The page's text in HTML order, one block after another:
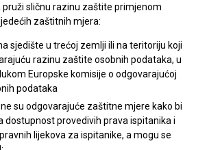
sličnu razinu zaštite primjenom
zaštitnih mjera:
sjedište u trećoj zemlji ili na teritoriju koji
razinu zaštite osobnih podataka, u
Europske komisije o odgovarajućoj
podataka
su odgovarajuće zaštitne mjere kako bi
dostupnost provedivih prava ispitanika i
lijekova za ispitanike, a mogu se